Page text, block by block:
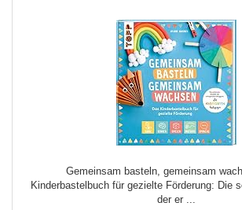
Gemeinsam basteln, gemeinsam
Kinderbastelbuch für gezielte Förderung: Die
der er ...